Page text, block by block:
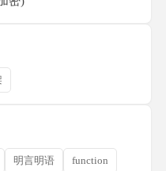
明言明语 function